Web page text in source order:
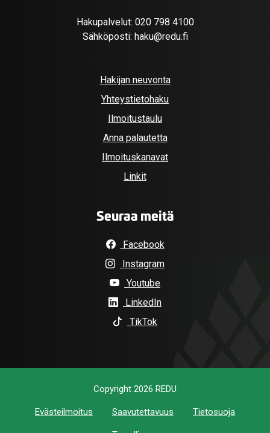
Hakupalvelut: 020 798 4100
Sähköposti: haku@redu.fi
Hakijan neuvonta
Yhteystietohaku
Ilmoitustaulu
Anna palautetta
Ilmoituskanavat
Linkit
Seuraa meitä
Facebook
Instagram
Youtube
LinkedIn
TikTok
Copyright 2026 REDU
Evästeilmoitus Saavutettavuus Tietosuoja